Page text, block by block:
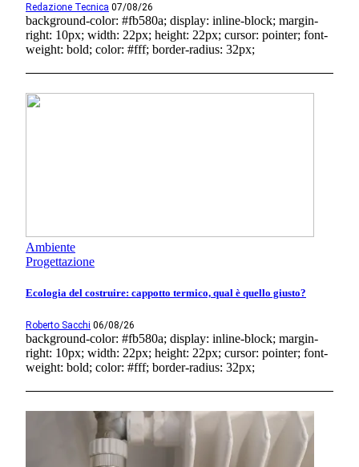
Redazione Tecnica 07/08/26
background-color: #fb580a; display: inline-block; margin-
right: 10px; width: 22px; height: 22px; cursor: pointer; font-
weight: bold; color: #fff; border-radius: 32px;
Ambiente
Progettazione
Ecologia del costruire: cappotto termico, qual è quello giusto?
Roberto Sacchi 06/08/26
background-color: #fb580a; display: inline-block; margin-
right: 10px; width: 22px; height: 22px; cursor: pointer; font-
weight: bold; color: #fff; border-radius: 32px;